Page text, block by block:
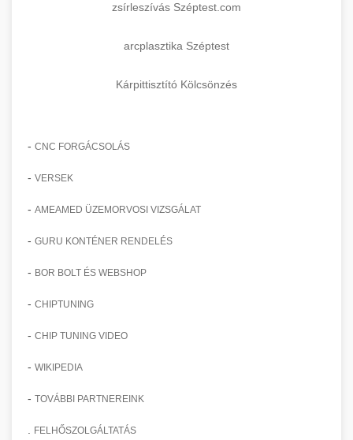
zsírleszívás Széptest.com
arcplasztika Széptest
Kárpittisztító Kölcsönzés
- CNC FORGÁCSOLÁS
- VERSEK
- AMEAMED ÜZEMORVOSI VIZSGÁLAT
- GURU KONTÉNER RENDELÉS
- BOR BOLT ÉS WEBSHOP
- CHIPTUNING
- CHIP TUNING VIDEO
- WIKIPEDIA
- TOVÁBBI PARTNEREINK
FELHŐSZOLGÁLTATÁS